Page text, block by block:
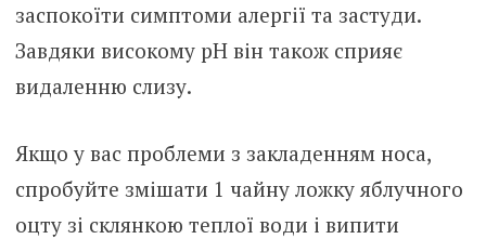
заспокоїти симптоми алергії та застуди.
Завдяки високому pH він також сприяє
видаленню слизу.
Якщо у вас проблеми з закладенням носа,
спробуйте змішати 1 чайну ложку яблучного
оцту зі склянкою теплої води і випити